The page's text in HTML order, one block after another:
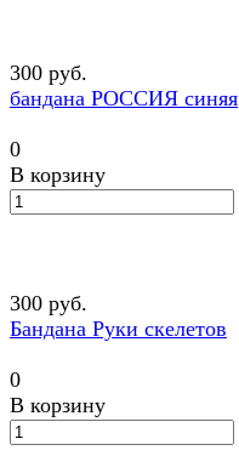
300 руб.
бандана РОССИЯ синяя
0
В корзину
300 руб.
Бандана Руки скелетов
0
В корзину